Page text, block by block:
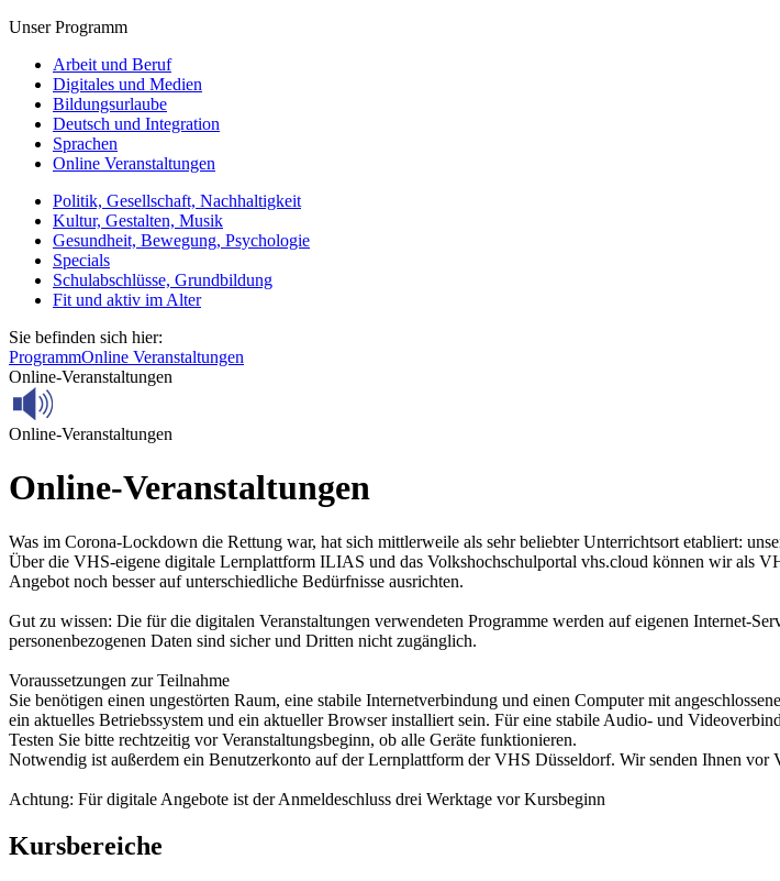
Unser Programm
Arbeit und Beruf
Digitales und Medien
Bildungsurlaube
Deutsch und Integration
Sprachen
Online Veranstaltungen
Politik, Gesellschaft, Nachhaltigkeit
Kultur, Gestalten, Musik
Gesundheit, Bewegung, Psychologie
Specials
Schulabschlüsse, Grundbildung
Fit und aktiv im Alter
Sie befinden sich hier:
ProgrammOnline Veranstaltungen
Online-Veranstaltungen
Online-Veranstaltungen
Online-Veranstaltungen
Was im Corona-Lockdown die Rettung war, hat sich mittlerweile als sehr beliebter Unterrichtsort etabliert:
Über die VHS-eigene digitale Lernplattform ILIAS und das Volkshochschulportal vhs.cloud können wir als
Angebot noch besser auf unterschiedliche Bedürfnisse ausrichten.
Gut zu wissen: Die für die digitalen Veranstaltungen verwendeten Programme werden auf eigenen Internet-
personenbezogenen Daten sind sicher und Dritten nicht zugänglich.
Voraussetzungen zur Teilnahme
Sie benötigen einen ungestörten Raum, eine stabile Internetverbindung und einen Computer mit
ein aktuelles Betriebssystem und ein aktueller Browser installiert sein. Für eine stabile Audio- und
Testen Sie bitte rechtzeitig vor Veranstaltungsbeginn, ob alle Geräte funktionieren.
Notwendig ist außerdem ein Benutzerkonto auf der Lernplattform der VHS Düsseldorf. Wir senden Ihnen vor
Achtung: Für digitale Angebote ist der Anmeldeschluss drei Werktage vor Kursbeginn
Kursbereiche